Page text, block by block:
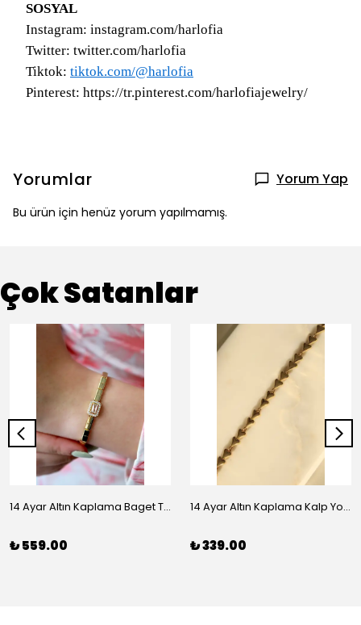
SOSYAL
Instagram: instagram.com/harlofia
Twitter: twitter.com/harlofia
Tiktok: tiktok.com/@harlofia
Pinterest: https://tr.pinterest.com/harlofiajewelry/
Yorumlar Yorum Yap
Bu ürün için henüz yorum yapılmamış.
Çok Satanlar
14 Ayar Altın Kaplama Baget Taşlı Vip Bileklik
₺ 559.00
14 Ayar Altın Kaplama Kalp Yolu Bileklik
₺ 339.00